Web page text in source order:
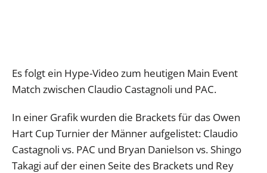
Es folgt ein Hype-Video zum heutigen Main Event
Match zwischen Claudio Castagnoli und PAC.
In einer Grafik wurden die Brackets für das Owen
Hart Cup Turnier der Männer aufgelistet: Claudio
Castagnoli vs. PAC und Bryan Danielson vs. Shingo
Takagi auf der einen Seite des Brackets und Rey